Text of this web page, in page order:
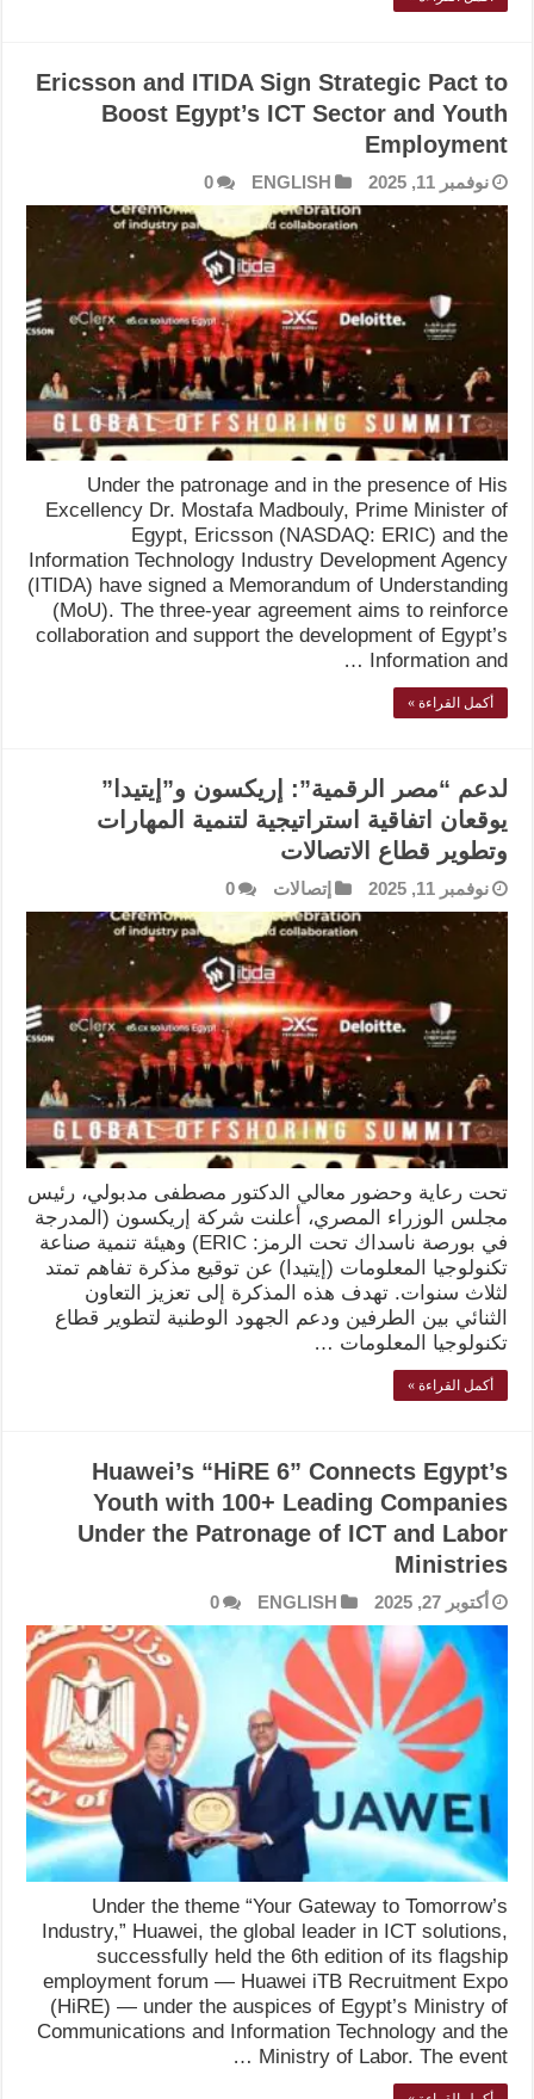
Ericsson and ITIDA Sign Strategic Pact to
Boost Egypt’s ICT Sector and Youth
Employment
نوفمبر 11, 2025 ENGLISH
0
Under the patronage and in the presence of His
Excellency Dr. Mostafa Madbouly, Prime Minister of
Egypt, Ericsson (NASDAQ: ERIC) and the
Information Technology Industry Development Agency
(ITIDA) have signed a Memorandum of Understanding
(MoU). The three-year agreement aims to reinforce
collaboration and support the development of Egypt’s
Information and …
أكمل القراءة »
لدعم “مصر الرقمية”: إريكسون و”إيتيدا”
يوقعان اتفاقية استراتيجية لتنمية المهارات
وتطوير قطاع الاتصالات
نوفمبر 11, 2025 إتصالات 0
تحت رعاية وحضور معالي الدكتور مصطفى مدبولي، رئيس
مجلس الوزراء المصري، أعلنت شركة إريكسون (المدرجة
في بورصة ناسداك تحت الرمز: ERIC) وهيئة تنمية صناعة
تكنولوجيا المعلومات (إيتيدا) عن توقيع مذكرة تفاهم تمتد
لثلاث سنوات. تهدف هذه المذكرة إلى تعزيز التعاون
الثنائي بين الطرفين ودعم الجهود الوطنية لتطوير قطاع
تكنولوجيا المعلومات …
أكمل القراءة »
Huawei’s “HiRE 6” Connects Egypt’s
Youth with 100+ Leading Companies
Under the Patronage of ICT and Labor
Ministries
أكتوبر 27, 2025 ENGLISH
0
Under the theme “Your Gateway to Tomorrow’s
Industry,” Huawei, the global leader in ICT solutions,
successfully held the 6th edition of its flagship
employment forum — Huawei iTB Recruitment Expo
(HiRE) — under the auspices of Egypt’s Ministry of
Communications and Information Technology and the
Ministry of Labor. The event …